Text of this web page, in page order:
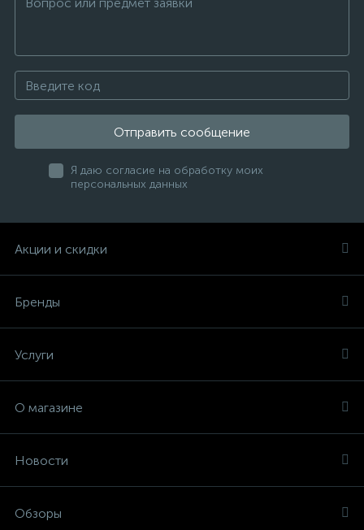
Отправить сообщение
Я даю согласие на обработку моих
персональных данных
Акции и скидки
Бренды
Услуги
О магазине
Новости
Обзоры